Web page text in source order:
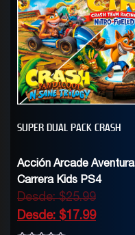
SUPER DUAL PACK CRASH
Acción Arcade Aventura
Carrera Kids PS4
Desde:$25.99
Desde: $17.99